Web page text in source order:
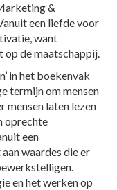
&
een liefde voor
want
op de maatschappij.
in het boekenvak
termijn om mensen
mensen laten lezen
oprechte
een
waardes die er
en het werken op